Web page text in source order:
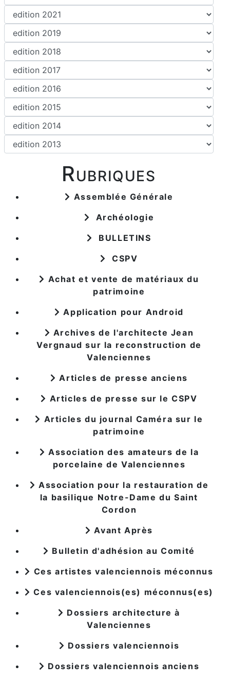
Rubriques
Assemblée Générale
Archéologie
BULLETINS
CSPV
Achat et vente de matériaux du
patrimoine
Application pour Android
Archives de l'architecte Jean
Vergnaud sur la reconstruction de
Valenciennes
Articles de presse anciens
Articles de presse sur le CSPV
Articles du journal Caméra sur le
patrimoine
Association des amateurs de la
porcelaine de Valenciennes
Association pour la restauration de
la basilique Notre-Dame du Saint
Cordon
Avant Après
Bulletin d'adhésion au Comité
Ces artistes valenciennois méconnus
Ces valenciennois(es) méconnus(es)
Dossiers architecture à
Valenciennes
Dossiers valenciennois
Dossiers valenciennois anciens